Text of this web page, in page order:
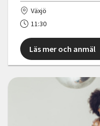
Växjö
11:30
Läs mer och anmäl